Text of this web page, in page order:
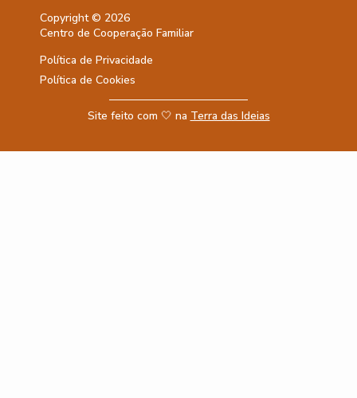
Copyright © 2026
Centro de Cooperação Familiar
Política de Privacidade
Política de Cookies
Site feito com 🤍 na Terra das Ideias